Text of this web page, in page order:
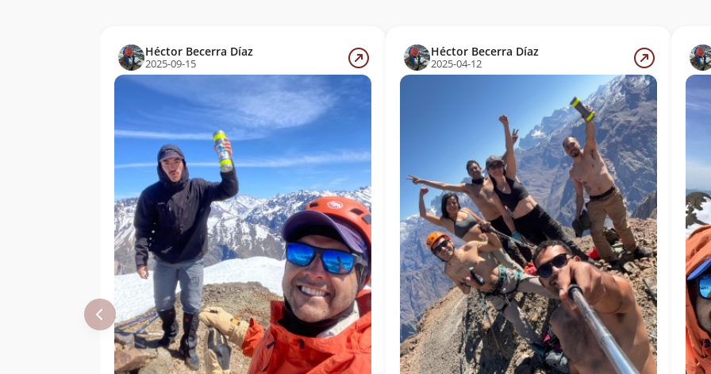
Héctor Becerra Díaz
2025-09-15
Héctor Becerra Díaz
2025-04-12